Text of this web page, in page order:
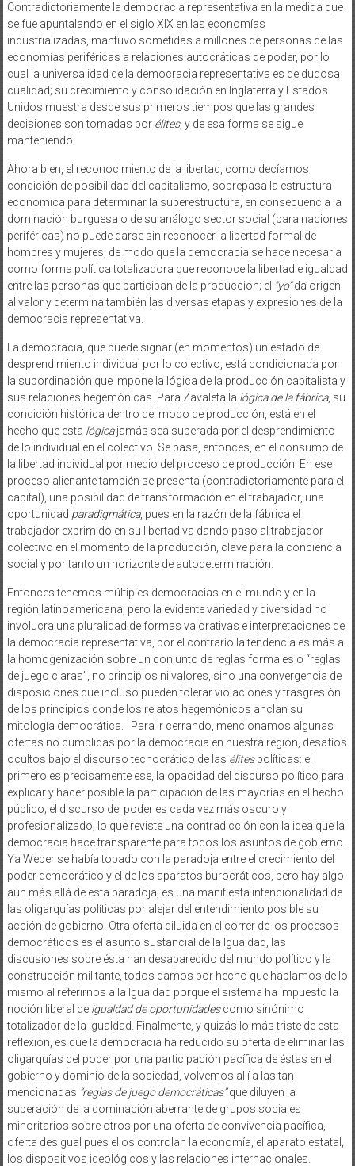
Contradictoriamente la democracia representativa en la medida que
se fue apuntalando en el siglo XIX en las economías
industrializadas, mantuvo sometidas a millones de personas de las
economías periféricas a relaciones autocráticas de poder, por lo
cual la universalidad de la democracia representativa es de dudosa
cualidad; su crecimiento y consolidación en Inglaterra y Estados
Unidos muestra desde sus primeros tiempos que las grandes
decisiones son tomadas por élites, y de esa forma se sigue
manteniendo.
Ahora bien, el reconocimiento de la libertad, como decíamos
condición de posibilidad del capitalismo, sobrepasa la estructura
económica para determinar la superestructura, en consecuencia la
dominación burguesa o de su análogo sector social (para naciones
periféricas) no puede darse sin reconocer la libertad formal de
hombres y mujeres, de modo que la democracia se hace necesaria
como forma política totalizadora que reconoce la libertad e igualdad
entre las personas que participan de la producción; el “yo”da origen
al valor y determina también las diversas etapas y expresiones de la
democracia representativa.
La democracia, que puede signar (en momentos) un estado de
desprendimiento individual por lo colectivo, está condicionada por
la subordinación que impone la lógica de la producción capitalista y
sus relaciones hegemónicas. Para Zavaleta la lógica de la fábrica, su
condición histórica dentro del modo de producción, está en el
hecho que esta lógicajamás sea superada por el desprendimiento
de lo individual en el colectivo. Se basa, entonces, en el consumo de
la libertad individual por medio del proceso de producción. En ese
proceso alienante también se presenta (contradictoriamente para el
capital), una posibilidad de transformación en el trabajador, una
oportunidad paradigmática, pues en la razón de la fábrica el
trabajador exprimido en su libertad va dando paso al trabajador
colectivo en el momento de la producción, clave para la conciencia
social y por tanto un horizonte de autodeterminación.
Entonces tenemos múltiples democracias en el mundo y en la
región latinoamericana, pero la evidente variedad y diversidad no
involucra una pluralidad de formas valorativas e interpretaciones de
la democracia representativa, por el contrario la tendencia es más a
la homogenización sobre un conjunto de reglas formales o “reglas
de juego claras”, no principios ni valores, sino una convergencia de
disposiciones que incluso pueden tolerar violaciones y trasgresión
de los principios donde los relatos hegemónicos anclan su
mitología democrática. Para ir cerrando, mencionamos algunas
ofertas no cumplidas por la democracia en nuestra región, desafíos
ocultos bajo el discurso tecnocrático de las élitespolíticas: el
primero es precisamente ese, la opacidad del discurso político para
explicar y hacer posible la participación de las mayorías en el hecho
público; el discurso del poder es cada vez más oscuro y
profesionalizado, lo que reviste una contradicción con la idea que la
democracia hace transparente para todos los asuntos de gobierno.
Ya Weber se había topado con la paradoja entre el crecimiento del
poder democrático y el de los aparatos burocráticos, pero hay algo
aún más allá de esta paradoja, es una manifiesta intencionalidad de
las oligarquías políticas por alejar del entendimiento posible su
acción de gobierno. Otra oferta diluida en el correr de los procesos
democráticos es el asunto sustancial de la Igualdad, las
discusiones sobre ésta han desaparecido del mundo político y la
construcción militante, todos damos por hecho que hablamos de lo
mismo al referirnos a la Igualdad porque el sistema ha impuesto la
noción liberal de igualdad de oportunidadescomo sinónimo
totalizador de la Igualdad. Finalmente, y quizás lo más triste de esta
reflexión, es que la democracia ha reducido su oferta de eliminar las
oligarquías del poder por una participación pacífica de éstas en el
gobierno y dominio de la sociedad, volvemos allí a las tan
mencionadas “reglas de juego democráticas”que diluyen la
superación de la dominación aberrante de grupos sociales
minoritarios sobre otros por una oferta de convivencia pacífica,
oferta desigual pues ellos controlan la economía, el aparato estatal,
los dispositivos ideológicos y las relaciones internacionales.